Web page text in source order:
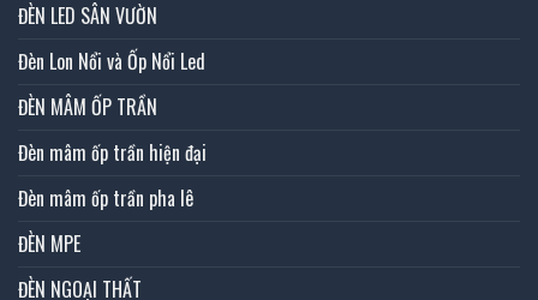
ĐÈN LED SÂN VƯỜN
Đèn Lon Nổi và Ốp Nổi Led
ĐÈN MÂM ỐP TRẦN
Đèn mâm ốp trần hiện đại
Đèn mâm ốp trần pha lê
ĐÈN MPE
ĐÈN NGOẠI THẤT